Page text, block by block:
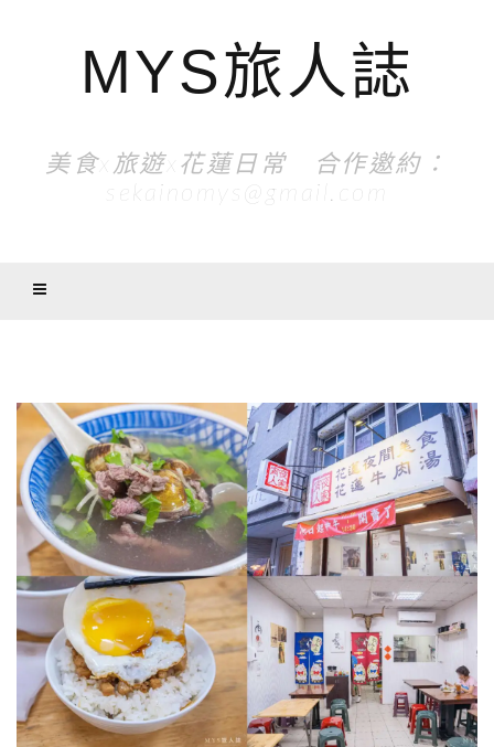
MYS旅人誌
美食x旅遊x花蓮日常 合作邀約：
sekainomys@gmail.com